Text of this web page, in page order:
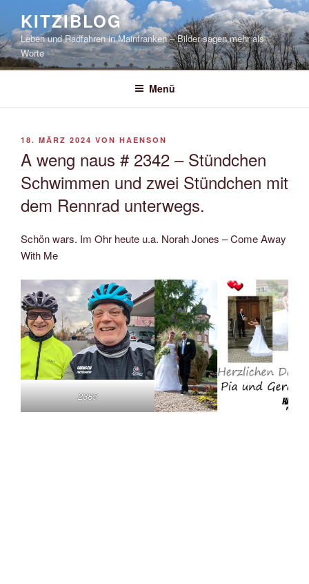
springen
KITZIBLOG
Leben und Radfahren in Mainfranken – Bilder sagen mehr als
Worte
Menü
VERÖFFENTLICHT
18. MÄRZ 2024 VON HAENSON
A weng naus # 2342 – Stündchen
Schwimmen und zwei Stündchen mit
dem Rennrad unterwegs.
Schön wars. Im Ohr heute u.a. Norah Jones – Come Away
With Me
2385